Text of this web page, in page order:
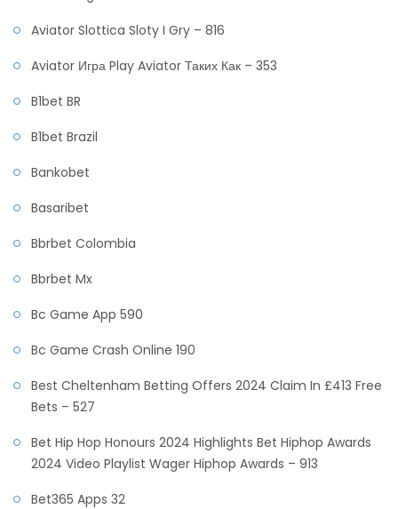
Aviator Slottica Sloty I Gry – 816
Aviator Игра Play Aviator Таких Как – 353
B1bet BR
B1bet Brazil
Bankobet
Basaribet
Bbrbet Colombia
Bbrbet Mx
Bc Game App 590
Bc Game Crash Online 190
Best Cheltenham Betting Offers 2024 Claim In £413 Free
Bets – 527
Bet Hip Hop Honours 2024 Highlights Bet Hiphop Awards
2024 Video Playlist Wager Hiphop Awards – 913
Bet365 Apps 32